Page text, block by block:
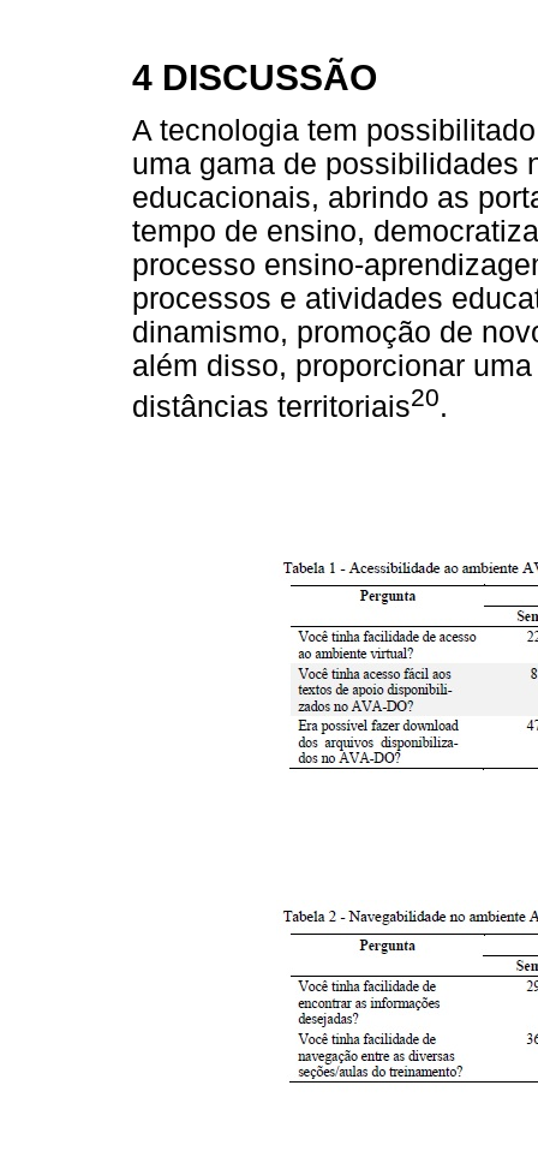
4 DISCUSSÃO
A tecnologia tem
uma gama de possibilidades
educacionais, abrindo as
tempo de ensino,
processo ensino-
processos e atividades
dinamismo, promoção de
além disso, proporcionar
distâncias territoriais20.